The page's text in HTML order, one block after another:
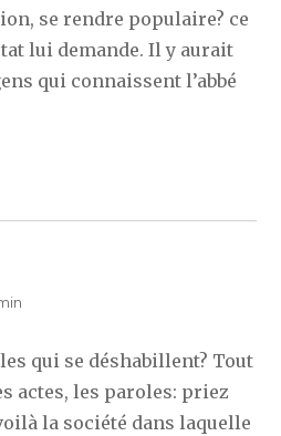
se rendre populaire? ce
lui demande. Il y aurait
qui connaissent l’abbé
qui se déshabillent? Tout
actes, les paroles: priez
la société dans laquelle